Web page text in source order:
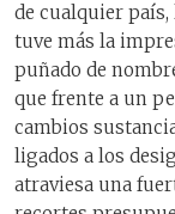
de cualquier
tuve más la
puñado de
que frente a un
cambios
ligados a los
atraviesa una